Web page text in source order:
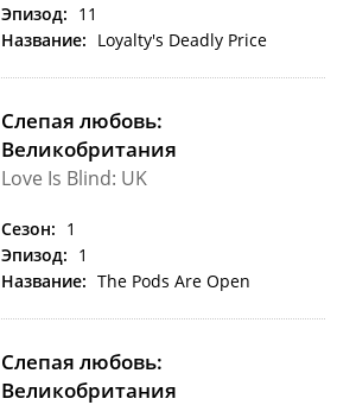
Эпизод: 11
Название: Loyalty's Deadly Price
Слепая любовь:
Великобритания
Love Is Blind: UK
Сезон: 1
Эпизод: 1
Название: The Pods Are Open
Слепая любовь:
Великобритания